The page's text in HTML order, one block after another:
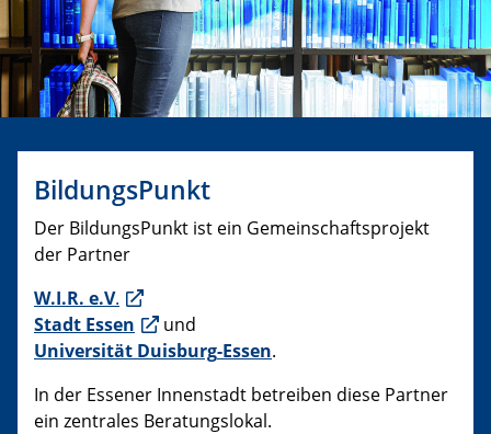
BildungsPunkt
Der BildungsPunkt ist ein Gemeinschaftsprojekt
der Partner
W.I.R. e.V.
Stadt Essen
und
Universität Duisburg-Essen.
In der Essener Innenstadt betreiben diese Partner
ein zentrales Beratungslokal.